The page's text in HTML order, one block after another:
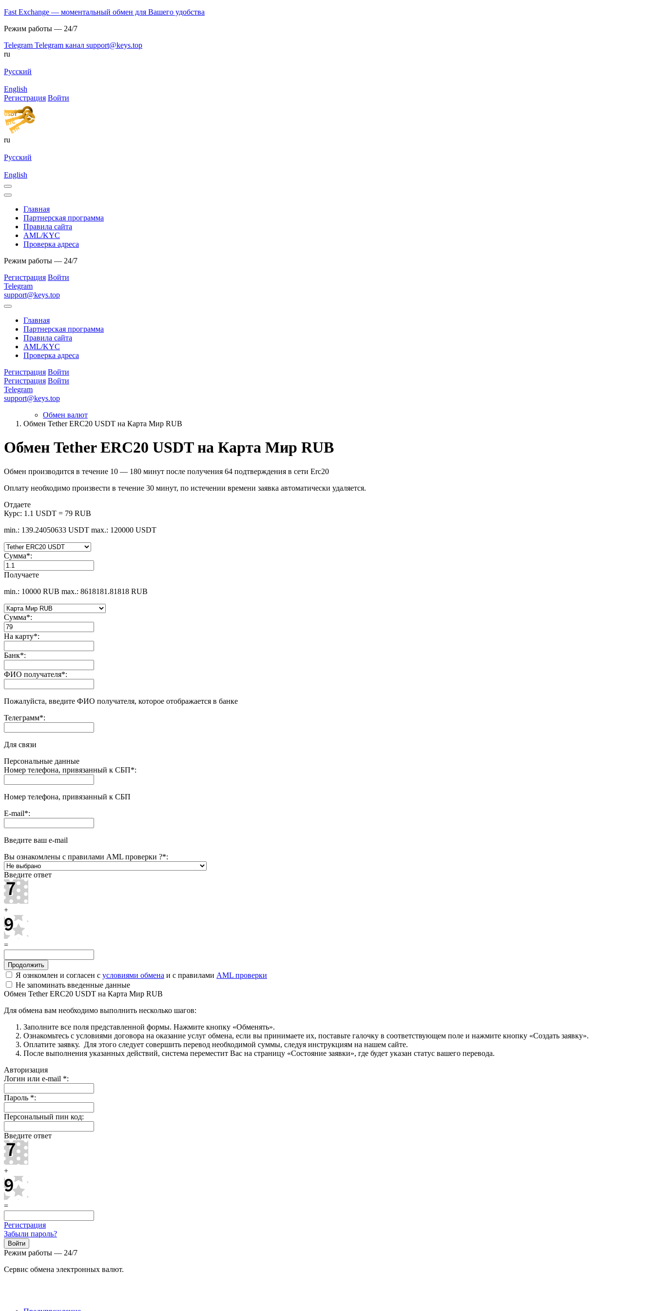
Fast Exchange — моментальный обмен для Вашего удобства
Режим работы — 24/7
Telegram Telegram канал support@keys.top
ru
Русский
English
Регистрация Войти
ru
Русский
English
Главная
Партнерская программа
Правила сайта
AML/KYC
Проверка адреса
Режим работы — 24/7
Регистрация Войти
Telegram
support@keys.top
Главная
Партнерская программа
Правила сайта
AML/KYC
Проверка адреса
Регистрация Войти
Регистрация Войти
Telegram
support@keys.top
Обмен валют
Обмен Tether ERC20 USDT на Карта Мир RUB
Обмен Tether ERC20 USDT на Карта Мир RUB
Обмен производится в течение 10 — 180 минут после получения 64 подтверждения в сети Erc20
Оплату необходимо произвести в течение 30 минут, по истечении времени заявка автоматически удаляется.
Отдаете
Курс: 1.1 USDT = 79 RUB
min.: 139.24050633 USDT max.: 120000 USDT
Сумма*:
Получаете
min.: 10000 RUB max.: 8618181.81818 RUB
Сумма*:
На карту*:
Банк*:
ФИО получателя*:
Пожалуйста, введите ФИО получателя, которое отображается в банке
Телеграмм*:
Для связи
Персональные данные
Номер телефона, привязанный к СБП*:
Номер телефона, привязанный к СБП
E-mail*:
Введите ваш e-mail
Вы ознакомлены с правилами AML проверки ?*:
Введите ответ
+
=
Я ознкомлен и согласен с условиями обмена и с правилами AML проверки
Не запоминать введенные данные
Обмен Tether ERC20 USDT на Карта Мир RUB
Для обмена вам необходимо выполнить несколько шагов:
Заполните все поля представленной формы. Нажмите кнопку «Обменять».
Ознакомьтесь с условиями договора на оказание услуг обмена, если вы принимаете их, поставьте галочку в соответствующем поле и нажмите кнопку «Создать заявку».
Оплатите заявку. Для этого следует совершить перевод необходимой суммы, следуя инструкциям на нашем сайте.
После выполнения указанных действий, система переместит Вас на страницу «Состояние заявки», где будет указан статус вашего перевода.
Авторизация
Логин или e-mail *:
Пароль *:
Персональный пин код:
Введите ответ
+
=
Регистрация
Забыли пароль?
Режим работы — 24/7
Сервис обмена электронных валют.